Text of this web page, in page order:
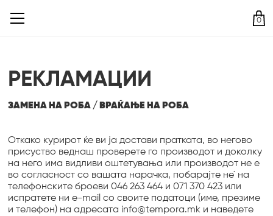
0
РЕКЛАМАЦИИ
ЗАМЕНА НА РОБА / ВРАЌАЊЕ НА РОБА
Откако курирот ќе ви ја достави пратката, во негово
присуство веднаш проверете го производот и доколку
на него има видливи оштетувања или производот не е
во согласност со вашата нарачка, побарајте не` на
телефонските броеви 046 263 464 и 071 370 423 или
испратете ни e-mail со своите податоци (име, презиме
и телефон) на адресата info@tempora.mk и наведете